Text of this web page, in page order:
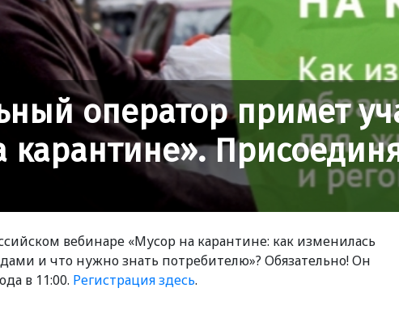
оператор примет
карантине».
вебинаре «Мусор на карантине: как изменилась
и что нужно знать потребителю»? Обязательно! Он
в 11:00. Регистрация здесь.